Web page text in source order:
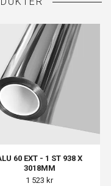
60 EXT - 1 ST 938 X
3018MM
1 523 kr